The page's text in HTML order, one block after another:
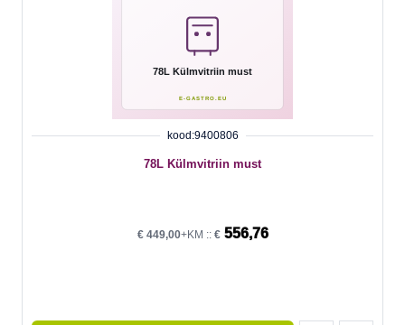
kood:9400806
78L Külmvitriin must
€449,00+KM :: €556,76